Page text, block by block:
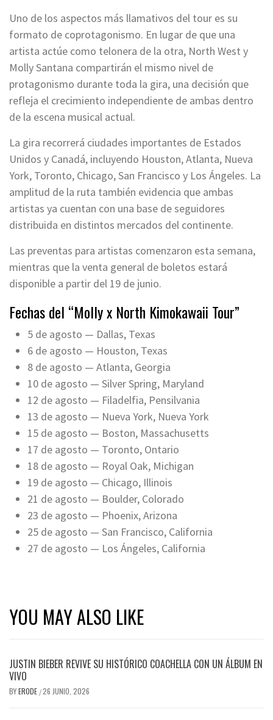
Uno de los aspectos más llamativos del tour es su
formato de coprotagonismo. En lugar de que una
artista actúe como telonera de la otra, North West y
Molly Santana compartirán el mismo nivel de
protagonismo durante toda la gira, una decisión que
refleja el crecimiento independiente de ambas dentro
de la escena musical actual.
La gira recorrerá ciudades importantes de Estados
Unidos y Canadá, incluyendo Houston, Atlanta, Nueva
York, Toronto, Chicago, San Francisco y Los Ángeles. La
amplitud de la ruta también evidencia que ambas
artistas ya cuentan con una base de seguidores
distribuida en distintos mercados del continente.
Las preventas para artistas comenzaron esta semana,
mientras que la venta general de boletos estará
disponible a partir del 19 de junio.
Fechas del “Molly x North Kimokawaii Tour”
5 de agosto — Dallas, Texas
6 de agosto — Houston, Texas
8 de agosto — Atlanta, Georgia
10 de agosto — Silver Spring, Maryland
12 de agosto — Filadelfia, Pensilvania
13 de agosto — Nueva York, Nueva York
15 de agosto — Boston, Massachusetts
17 de agosto — Toronto, Ontario
18 de agosto — Royal Oak, Michigan
19 de agosto — Chicago, Illinois
21 de agosto — Boulder, Colorado
23 de agosto — Phoenix, Arizona
25 de agosto — San Francisco, California
27 de agosto — Los Ángeles, California
YOU MAY ALSO LIKE
JUSTIN BIEBER REVIVE SU HISTÓRICO COACHELLA CON UN ÁLBUM EN
VIVO
BYERODE /26 JUNIO, 2026